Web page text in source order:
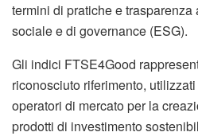
termini di pratiche e
sociale e di governance (ESG).
Gli indici FTSE4Good
riconosciuto riferimento,
operatori di mercato per la
prodotti di investimento